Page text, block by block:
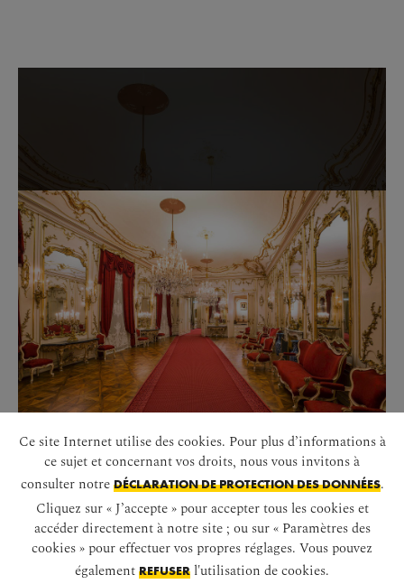
DÉMARRER LE DIAPORAMA
Ce site Internet utilise des cookies. Pour plus d’informations à
ce sujet et concernant vos droits, nous vous invitons à
consulter notre DÉCLARATION DE PROTECTION DES DONNÉES.
Cliquez sur « J’accepte » pour accepter tous les cookies et
accéder directement à notre site ; ou sur « Paramètres des
cookies » pour effectuer vos propres réglages. Vous pouvez
également REFUSER l'utilisation de cookies.